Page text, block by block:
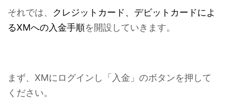
それでは、 クレジットカード、デビットカードによ
るXMへの入金手順を開設していきます。
まず、XMにログインし「入金」のボタンを押して
ください。